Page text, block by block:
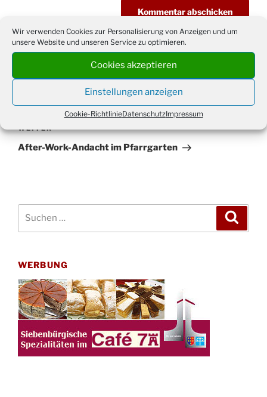
Wir verwenden Cookies zur Personalisierung von Anzeigen und um
unsere Website und unseren Service zu optimieren.
Cookies akzeptieren
Einstellungen anzeigen
Cookie-RichtlinieDatenschutzImpressum
Beitragsnavigation
Kinderbibeltag: „Sternstunden“
Nächster
Beitrag
WEITER
After-Work-Andacht im Pfarrgarten
WERBUNG